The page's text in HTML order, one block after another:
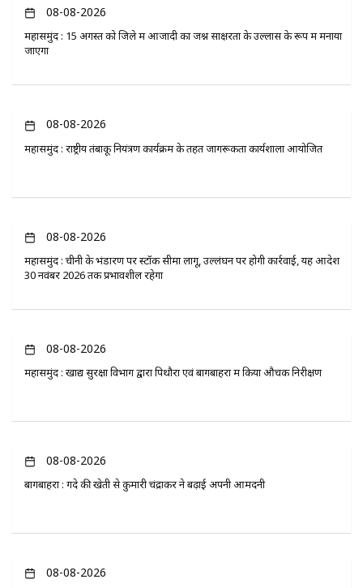
08-08-2026
महासमुंद : 15 अगस्त को जिले में आजादी का जश्न साक्षरता के उल्लास के रूप में मनाया
जाएगा
08-08-2026
महासमुंद : राष्ट्रीय तंबाकू नियंत्रण कार्यक्रम के तहत जागरूकता कार्यशाला आयोजित
08-08-2026
महासमुंद : चीनी के भंडारण पर स्टॉक सीमा लागू, उल्लंघन पर होगी कार्रवाई, यह आदेश
30 नवंबर 2026 तक प्रभावशील रहेगा
08-08-2026
महासमुंद : खाद्य सुरक्षा विभाग द्वारा पिथौरा एवं बागबाहरा में किया औचक निरीक्षण
08-08-2026
बागबाहरा : गेंदे की खेती से कुमारी चंद्राकर ने बढ़ाई अपनी आमदनी
08-08-2026